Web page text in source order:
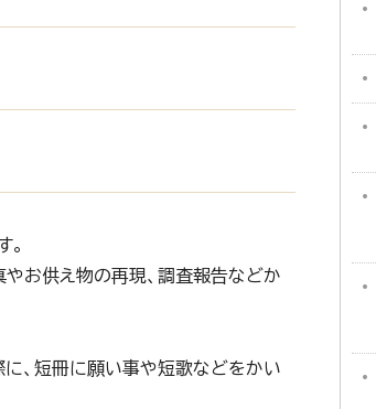
。
お供え物の再現、調査報告などか
、短冊に願い事や短歌などをかい